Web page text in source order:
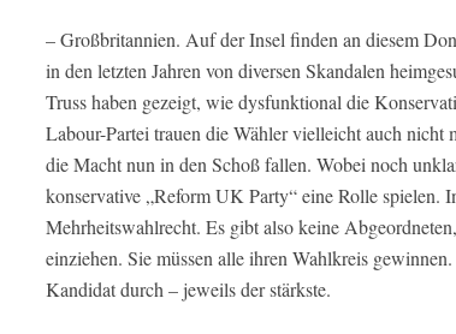
– Großbritannien. Auf der Insel finden an diesem
in den letzten Jahren von diversen Skandalen
Truss haben gezeigt, wie dysfunktional die
Labour-Partei trauen die Wähler vielleicht auch
die Macht nun in den Schoß fallen. Wobei noch
konservative „Reform UK Party“ eine Rolle spielen.
Mehrheitswahlrecht. Es gibt also keine
einziehen. Sie müssen alle ihren Wahlkreis
Kandidat durch – jeweils der stärkste.